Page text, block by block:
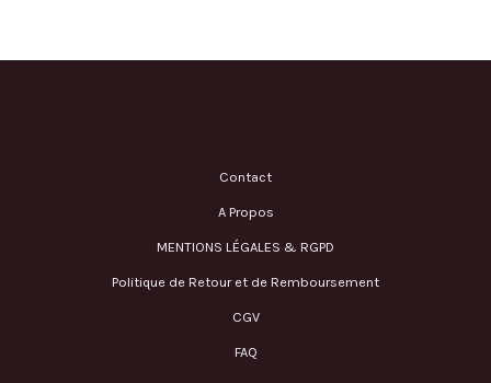
Contact
A Propos
MENTIONS LÉGALES & RGPD
Politique de Retour et de Remboursement
CGV
FAQ